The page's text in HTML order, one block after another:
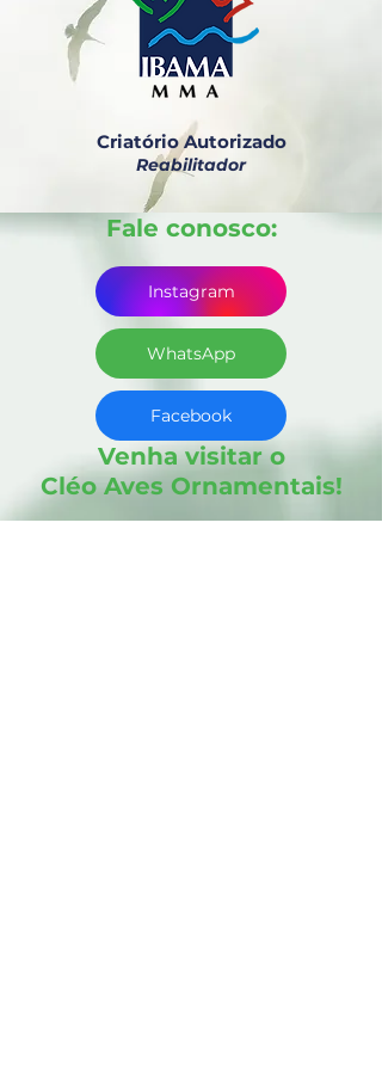
Criatório Autorizado
Reabilitador
Fale conosco:
Instagram
WhatsApp
Facebook
Venha visitar o
Cléo Aves Ornamentais!